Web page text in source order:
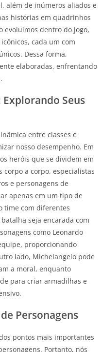
além de inúmeros aliados e
histórias em quadrinhos
evoluímos dentro do jogo,
cada um com
Dessa forma,
elaboradas, enfrentando
Explorando Seus
entre classes e
nosso desempenho. Em
heróis que se dividem em
corpo a corpo, especialistas
e personagens de
apenas em um tipo de
time com diferentes
seja encarada com
como Leonardo
proporcionando
lado, Michelangelo pode
a moral, enquanto
para criar armadilhas e
Personagens
pontos mais importantes
Portanto, nós